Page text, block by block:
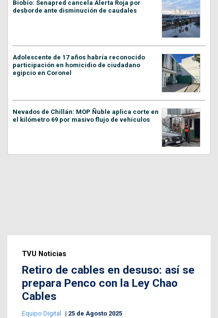
Biobío: Senapred cancela Alerta Roja por
desborde ante disminución de caudales
Adolescente de 17 años habría reconocido
participación en homicidio de ciudadano
egipcio en Coronel
Nevados de Chillán: MOP Ñuble aplica corte en
el kilómetro 69 por masivo flujo de vehículos
TVU Noticias
Retiro de cables en desuso: así se
prepara Penco con la Ley Chao
Cables
Equipo Digital 25 de Agosto 2025